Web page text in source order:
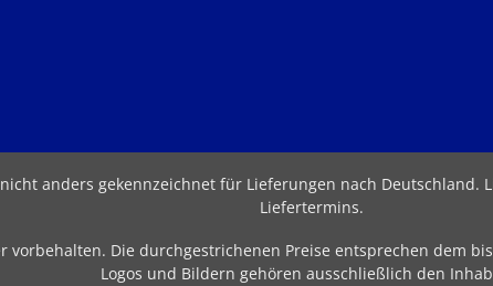
anders gekennzeichnet für Lieferungen nach Deutschland.
Liefertermins.
Die durchgestrichenen Preise entsprechen dem
Logos und Bildern gehören ausschließlich den